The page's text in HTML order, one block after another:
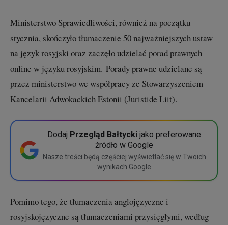
Ministerstwo Sprawiedliwości, również na początku
stycznia, skończyło tłumaczenie 50 najważniejszych ustaw
na język rosyjski oraz zaczęło udzielać porad prawnych
online w języku rosyjskim. Porady prawne udzielane są
przez ministerstwo we współpracy ze Stowarzyszeniem
Kancelarii Adwokackich Estonii (Juristide Liit).
Dodaj Przegląd Bałtycki jako preferowane
źródło w Google
Nasze treści będą częściej wyświetlać się w Twoich
wynikach Google
Pomimo tego, że tłumaczenia anglojęzyczne i
rosyjskojęzyczne są tłumaczeniami przysięgłymi, według